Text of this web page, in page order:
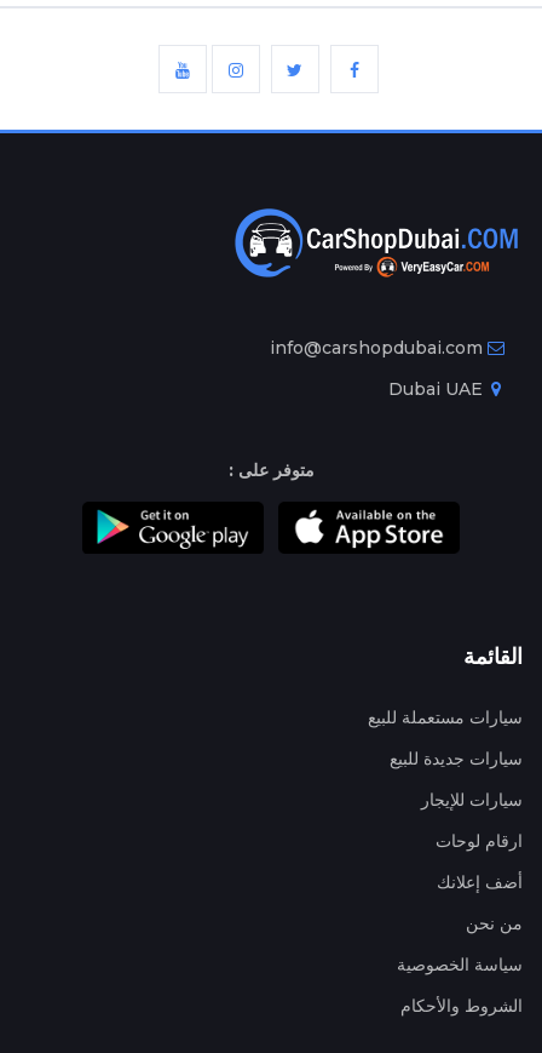
info@carshopdubai.com
متوفر على :
القائمة
سيارات مستعملة للبيع
سيارات جديدة للبيع
سيارات للإيجار
ارقام لوحات
أضف إعلانك
من نحن
سياسة الخصوصية
الشروط والأحكام